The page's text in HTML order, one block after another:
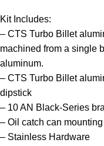
Kit Includes:
– CTS Turbo Billet
machined from a single
aluminum.
– CTS Turbo Billet
dipstick
– 10 AN Black-Series
– Oil catch can
– Stainless Hardware